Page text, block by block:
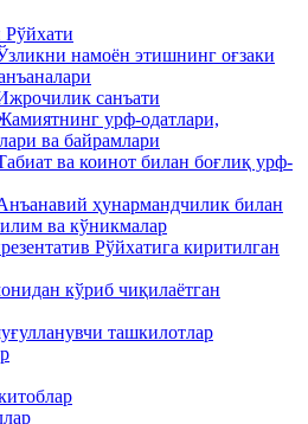
намоён этишнинг оғзаки
санъати
урф-одатлари,
ва байрамлари
ва коинот билан боғлиқ урф-
ҳунармандчилик билан
ва кўникмалар
Рўйхатига киритилган
кўриб чиқилаётган
ташкилотлар